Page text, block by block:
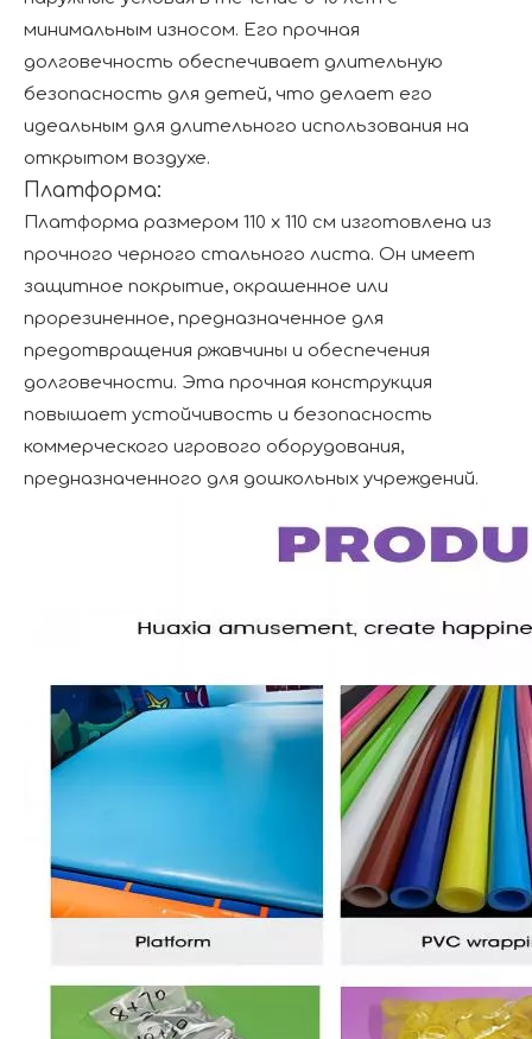
минимальным износом. Его прочная
долговечность обеспечивает длительную
безопасность для детей, что делает его
идеальным для длительного использования на
открытом воздухе.
Платформа:
Платформа размером 110 х 110 см изготовлена ​​из
прочного черного стального листа. Он имеет
защитное покрытие, окрашенное или
прорезиненное, предназначенное для
предотвращения ржавчины и обеспечения
долговечности. Эта прочная конструкция
повышает устойчивость и безопасность
коммерческого игрового оборудования,
предназначенного для дошкольных учреждений.